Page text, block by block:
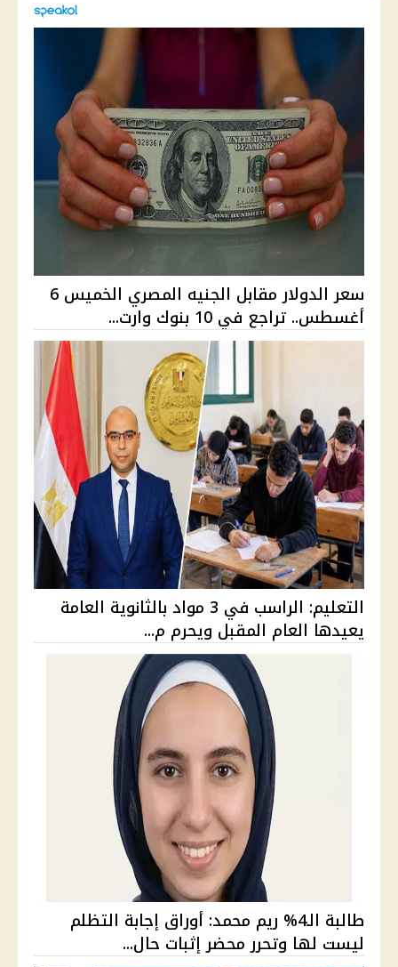
سعر الدولار مقابل الجنيه المصري الخميس 6
أغسطس.. تراجع في 10 بنوك وارت...
التعليم: الراسب في 3 مواد بالثانوية العامة
يعيدها العام المقبل ويحرم م...
طالبة الـ4% ريم محمد: أوراق إجابة التظلم
ليست لها وتحرر محضر إثبات حال...